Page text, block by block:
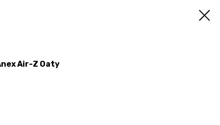
Air-Z Oaty